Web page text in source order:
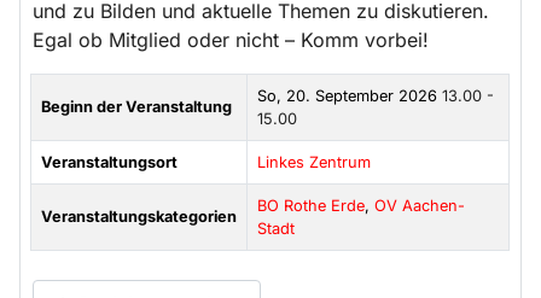
und zu Bilden und aktuelle Themen zu diskutieren.
Egal ob Mitglied oder nicht – Komm vorbei!
Beginn der Veranstaltung
So, 20. September 202613.00 -
15.00
Veranstaltungsort Linkes Zentrum
Veranstaltungskategorien
BO Rothe Erde,OV Aachen-
Stadt